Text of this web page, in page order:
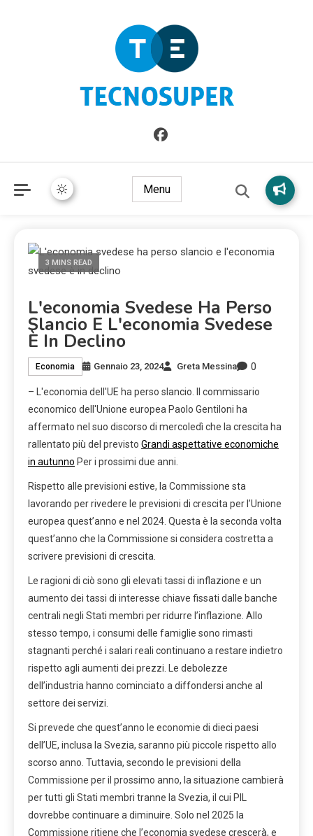
TecnoSuper.net
Informazioni sull'Italia. Seleziona gli argomenti di cui vuoi
saperne di più
Menu
3 MINS READ
L'economia Svedese Ha Perso
Slancio E L'economia Svedese
È In Declino
Economia Gennaio 23, 2024 Greta Messina 0
– L'economia dell'UE ha perso slancio. Il commissario
economico dell'Unione europea Paolo Gentiloni ha
affermato nel suo discorso di mercoledì che la crescita ha
rallentato più del previsto Grandi aspettative economiche
in autunno Per i prossimi due anni.
Rispetto alle previsioni estive, la Commissione sta
lavorando per rivedere le previsioni di crescita per l’Unione
europea quest’anno e nel 2024. Questa è la seconda volta
quest’anno che la Commissione si considera costretta a
scrivere previsioni di crescita.
Le ragioni di ciò sono gli elevati tassi di inflazione e un
aumento dei tassi di interesse chiave fissati dalle banche
centrali negli Stati membri per ridurre l’inflazione. Allo
stesso tempo, i consumi delle famiglie sono rimasti
stagnanti perché i salari reali continuano a restare indietro
rispetto agli aumenti dei prezzi. Le debolezze
dell’industria hanno cominciato a diffondersi anche al
settore dei servizi.
Si prevede che quest’anno le economie di dieci paesi
dell’UE, inclusa la Svezia, saranno più piccole rispetto allo
scorso anno. Tuttavia, secondo le previsioni della
Commissione per il prossimo anno, la situazione cambierà
per tutti gli Stati membri tranne la Svezia, il cui PIL
dovrebbe continuare a diminuire. Solo nel 2025 la
Commissione ritiene che l’economia svedese crescerà, e